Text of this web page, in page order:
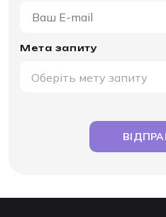
Мета запиту